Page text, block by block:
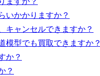
いかかりますか？
キャンセルできますか？
模型でも買取できますか？
か？
？